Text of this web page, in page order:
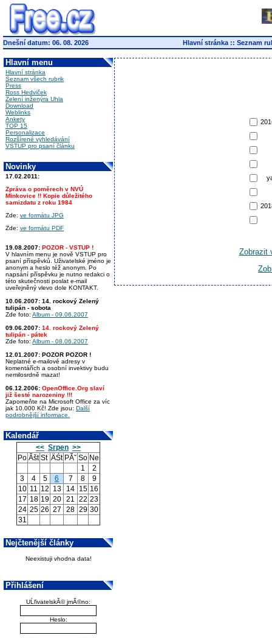
Dnešní datum: 06. 08. 2026 Hlavní stránka :: Seznam
Hlavní menu
Hlavní stránka
Seznam všech rubrik
Press
Ross Hedviček
Zelení inženýra Uhla
Download
Weblinks
Ankety
TOP 15
Personalizace
Rozšírené vyhledávání
VSTUP pro psaní článku
Novinky
17.02.2011:
Zpráva o poměrech v NVÚ
Minkovice !! Kopie důležitého
samizdatu z roku 1984
Zde: ve formátu JPG
Zde: ve formátu PDF
19.08.2007: POZOR - VSTUP !
V hlavním menu je nově VSTUP pro
psaní příspěvků. Uživatelské jméno je
anonym a heslo též anonym. Po
napsání příspěvku je nutno redakci o
této skutečnosti poslat e-mail
uveřejněný vlevo dole KONTAKT.
10.06.2007: 14. rockový Zelený
tulipán - sobota
Zde foto: Album - 09.06.2007
09.06.2007: 14. rockový Zelený
tulipán - pátek
Zde foto: Album - 08.06.2007
12.01.2007: POZOR POZOR !
Neplatné e-mailové adresy v
komentářích a osobní invektivy budu
nemilosrdně mazat!
06.12.2006: OpenOffice.Org slaví
již šesté narozeniny !!!
Zapomeňte na Microsoft Office za víc
jak 10.000 Kč! Zde jsou: Další
podrobnější informace.
Kalendář
<< Srpen >>
Po Ăšt St ÄŚt PĂˇ So Ne
1
2
3
4 5 6 7 8
9
10 11 12 13 14 15 16
17 18 19 20 21 22 23
24 25 26 27 28 29 30
31
Nejčtenější články
Neexistuji vhodna data!
Přihlášení
UĹľivatelskĂ© jmĂ©no:
Heslo:
Zobrazit